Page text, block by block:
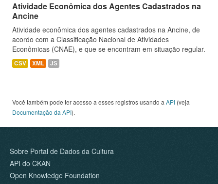
Atividade Econômica dos Agentes Cadastrados na
Ancine
Atividade econômica dos agentes cadastrados na Ancine, de
acordo com a Classificação Nacional de Atividades
Econômicas (CNAE), e que se encontram em situação regular.
CSV XML JS
Você também pode ter acesso a esses registros usando a API (veja
Documentação da API).
Sobre Portal de Dados da Cultura
API do CKAN
Open Knowledge Foundation